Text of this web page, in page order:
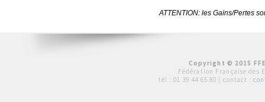
ATTENTION: les Gains/Pertes
Copyright © 2015
Fédération Française des
tél : 01 39 44 65 80 | contact :